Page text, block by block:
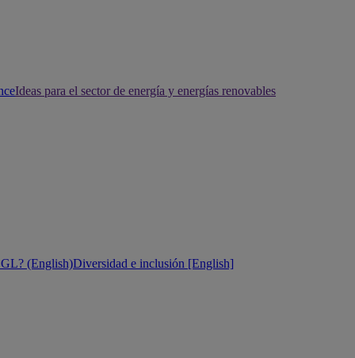
Ideas para el sector de energía y energías renovables
(English)Diversidad e inclusión [English]